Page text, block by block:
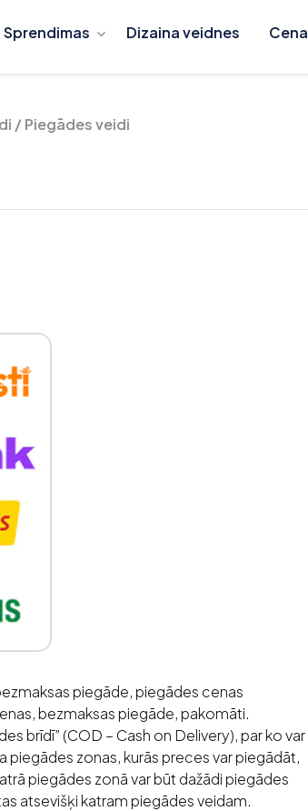
Sprendimas Dizaina veidnes Cena
/Piegādes veidi
piegāde, piegādes cenas
bezmaksas piegāde, pakomāti.
brīdī” (COD – Cash on Delivery), par ko var
piegādes zonas, kurās preces var piegādāt,
piegādes zonā var būt dažādi piegādes
atsevišķi katram piegādes veidam.